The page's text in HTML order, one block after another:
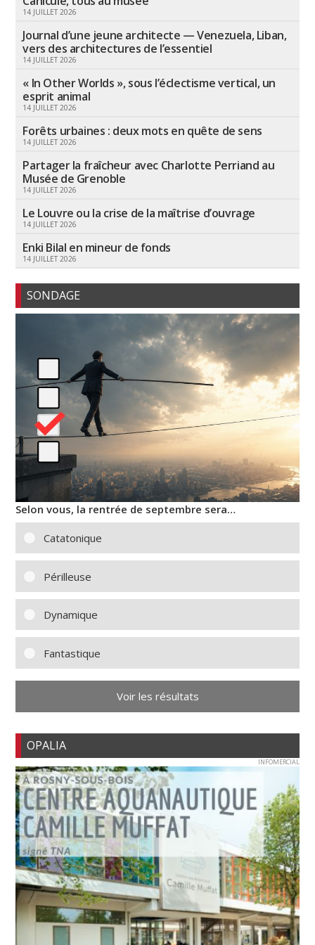
14 JUILLET 2026
Journal d’une jeune architecte — Venezuela, Liban,
vers des architectures de l’essentiel
14 JUILLET 2026
« In Other Worlds », sous l’éclectisme vertical, un
esprit animal
14 JUILLET 2026
Forêts urbaines : deux mots en quête de sens
14 JUILLET 2026
Partager la fraîcheur avec Charlotte Perriand au
Musée de Grenoble
14 JUILLET 2026
Le Louvre ou la crise de la maîtrise d’ouvrage
14 JUILLET 2026
Enki Bilal en mineur de fonds
14 JUILLET 2026
SONDAGE
Selon vous, la rentrée de septembre sera…
Catatonique
Périlleuse
Dynamique
Fantastique
Voir les résultats
OPALIA
INFOMERCIAL